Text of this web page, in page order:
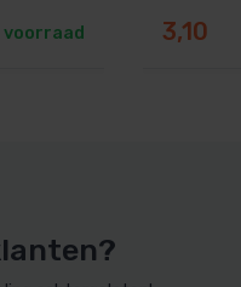
voorraad 3,10